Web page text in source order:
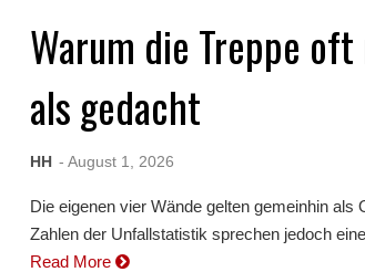
Warum die Treppe
als gedacht
HH - August 1, 2026
Die eigenen vier Wände gelten gemeinhin
Zahlen der Unfallstatistik sprechen jedoch
Read More